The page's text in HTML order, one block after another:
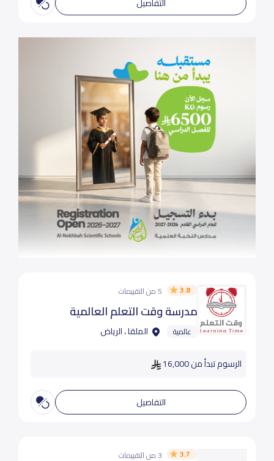
3.8 5 من التقييمات
مدرسة وقت التعلم العالمية
عالمية الملقا ، الرياض
الرسوم تبدأ من 16,000
التفاصيل
3.7 3 من التقييمات